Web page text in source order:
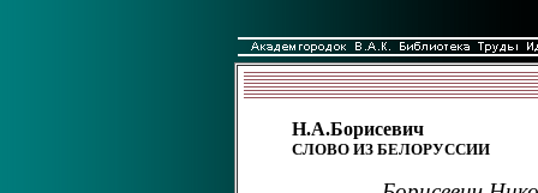
Н.А.Борисевич
СЛОВО ИЗ БЕЛОРУССИИ